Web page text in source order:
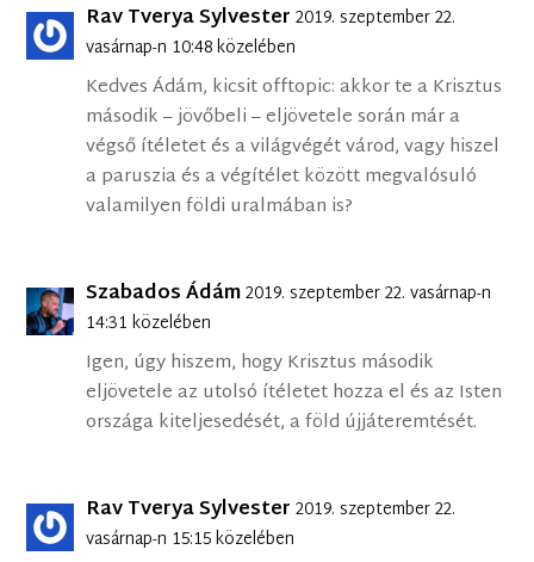
Rav Tverya Sylvester 2019. szeptember 22.
vasárnap-n 10:48 közelében
Kedves Ádám, kicsit offtopic: akkor te a Krisztus
második – jövőbeli – eljövetele során már a
végső ítéletet és a világvégét várod, vagy hiszel
a paruszia és a végítélet között megvalósuló
valamilyen földi uralmában is?
Szabados Ádám2019. szeptember 22. vasárnap-n
14:31 közelében
Igen, úgy hiszem, hogy Krisztus második
eljövetele az utolsó ítéletet hozza el és az Isten
országa kiteljesedését, a föld újjáteremtését.
Rav Tverya Sylvester 2019. szeptember 22.
vasárnap-n 15:15 közelében